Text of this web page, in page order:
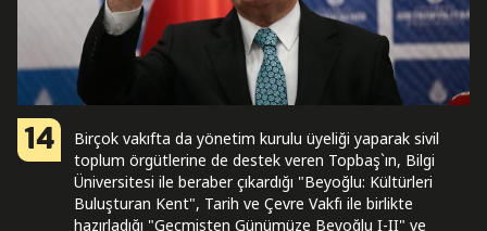
14
Birçok vakıfta da yönetim kurulu üyeliği yaparak sivil
toplum örgütlerine de destek veren Topbaş`ın, Bilgi
Üniversitesi ile beraber çıkardığı "Beyoğlu: Kültürleri
Buluşturan Kent", Tarih ve Çevre Vakfı ile birlikte
hazırladığı "Geçmişten Günümüze Beyoğlu I-II" ve